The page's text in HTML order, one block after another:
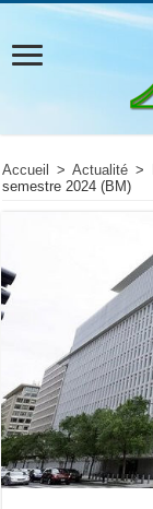
Accueil > Actualité >
semestre 2024 (BM)